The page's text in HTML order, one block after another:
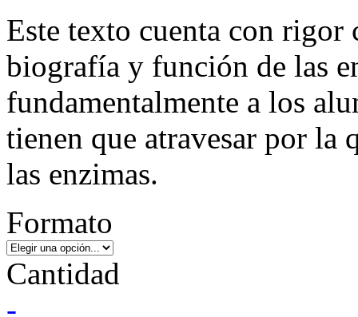
Este texto cuenta con
biografía y función de las
fundamentalmente a los
tienen que atravesar por
las enzimas.
Formato
Cantidad
-